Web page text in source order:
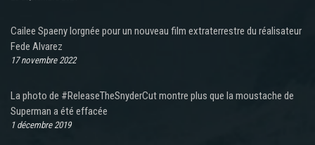
Cailee Spaeny lorgnée pour un nouveau film extraterrestre du réalisateur
Fede Alvarez
17 novembre 2022
La photo de #ReleaseTheSnyderCut montre plus que la moustache de
Superman a été effacée
1 décembre 2019